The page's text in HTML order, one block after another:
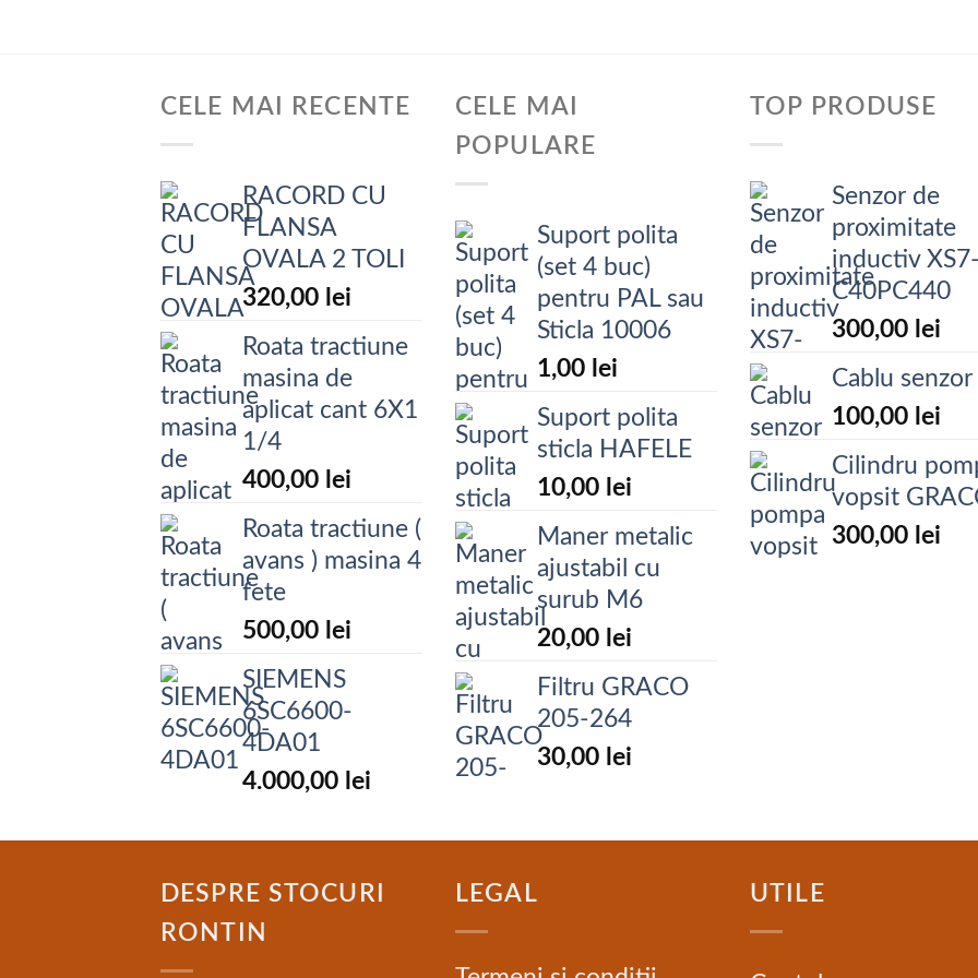
CELE MAI RECENTE
RACORD CU
FLANSA
OVALA 2 TOLI
320,00 lei
Roata tractiune
masina de
aplicat cant 6X1
1/4
400,00 lei
Roata tractiune (
avans ) masina 4
fete
500,00 lei
SIEMENS
6SC6600-
4DA01
4.000,00 lei
CELE MAI
POPULARE
Suport polita
(set 4 buc)
pentru PAL sau
Sticla 10006
1,00 lei
Suport polita
sticla HAFELE
10,00 lei
Maner metalic
ajustabil cu
surub M6
20,00 lei
Filtru GRACO
205-264
30,00 lei
TOP PRODUSE
Senzor de
proximitate
inductiv
C40PC440
300,00 lei
Cablu senzor
100,00 lei
Cilindru
vopsit
300,00 lei
DESPRE STOCURI
RONTIN
LEGAL UTILE